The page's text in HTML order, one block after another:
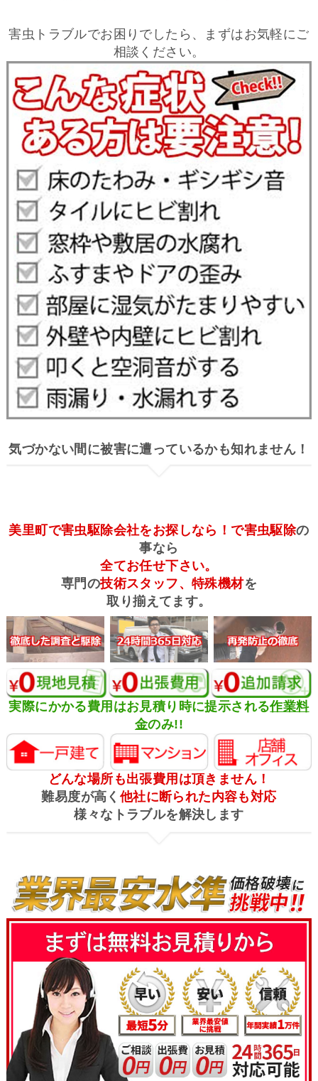
害虫トラブルでお困りでしたら、まずはお気軽にご
相談ください。
気づかない間に被害に遭っているかも知れません！
美里町で害虫駆除会社をお探しなら！で害虫駆除の
事なら
全てお任せ下さい。
専門の技術スタッフ、特殊機材を
取り揃えてます。
実際にかかる費用はお見積り時に提示される作業料
金のみ!!
どんな場所も出張費用は頂きません！
難易度が高く 他社に断られた内容も対応
様々なトラブルを解決します